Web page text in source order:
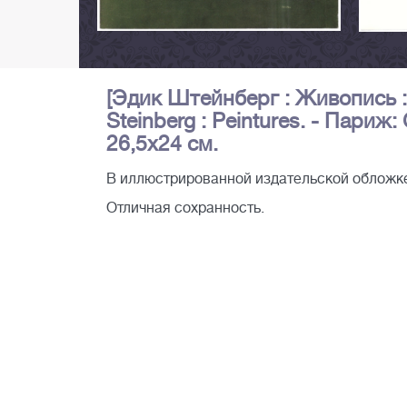
[Эдик Штейнберг : Живопись
Steinberg : Peintures. - Париж:
26,5х24 см.
В иллюстрированной издательской
Отличная сохранность.